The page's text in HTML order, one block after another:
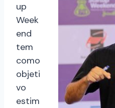
up
Week
end
tem
como
objeti
vo
estim